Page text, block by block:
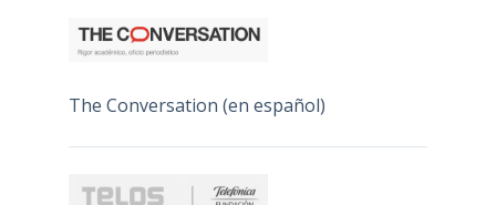
The Conversation (en español)